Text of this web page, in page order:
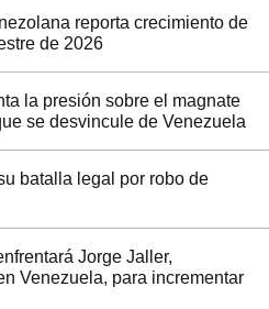
reporta crecimiento de
de 2026
la presión sobre el magnate
se desvincule de Venezuela
batalla legal por robo de
Jorge Jaller,
Venezuela, para incrementar